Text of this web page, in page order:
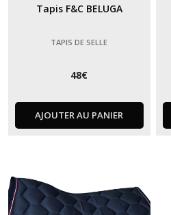
Tapis F&C BELUGA
TAPIS DE SELLE
48€
AJOUTER AU PANIER